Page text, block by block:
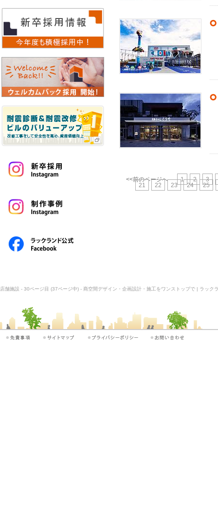
<<前のページへ 1 2
3
21
22 23 24 25
店舗施設 - 30ページ目 (37ページ中) - 商空間デザイン・企画設計・施工をワンストップで | ラック